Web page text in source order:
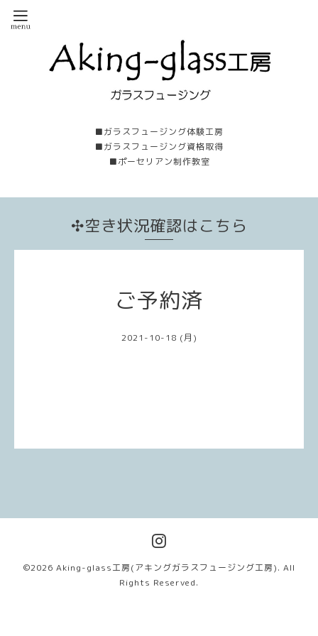
■ガラスフュージング体験工房
■ガラスフュージング資格取得
■ポーセリアン制作教室
✣空き状況確認はこちら
ご予約済
2021-10-18 (月)
©2026 Aking-glass工房(アキングガラスフュージング工房). All
Rights Reserved.